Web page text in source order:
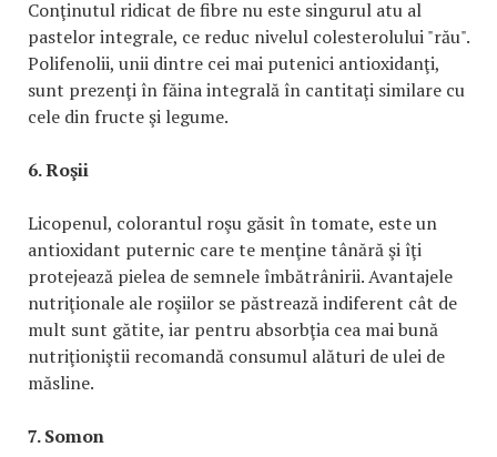
Conţinutul ridicat de fibre nu este singurul atu al
pastelor integrale, ce reduc nivelul colesterolului "rău".
Polifenolii, unii dintre cei mai putenici antioxidanţi,
sunt prezenţi în făina integrală în cantitaţi similare cu
cele din fructe şi legume.
6. Roşii
Licopenul, colorantul roşu găsit în tomate, este un
antioxidant puternic care te menţine tânără şi îţi
protejează pielea de semnele îmbătrânirii. Avantajele
nutriţionale ale roşiilor se păstrează indiferent cât de
mult sunt gătite, iar pentru absorbţia cea mai bună
nutriţioniştii recomandă consumul alături de ulei de
măsline.
7. Somon